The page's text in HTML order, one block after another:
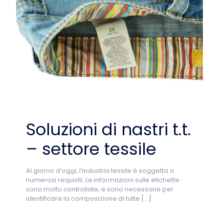
Soluzioni di nastri t.t.
– settore tessile
Al giorno d’oggi, l’industria tessile è soggetta a
numerosi requisiti. Le informazioni sulle etichette
sono molto controllate, e sono necessarie per
identificare la composizione di tutte […]